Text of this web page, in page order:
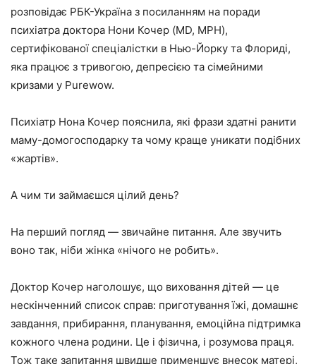
розповідає РБК-Україна з посиланням на поради
психіатра доктора Нони Кочер (MD, MPH),
сертифікованої спеціалістки в Нью-Йорку та Флориді,
яка працює з тривогою, депресією та сімейними
кризами у Purewow.
Психіатр Нона Кочер пояснила, які фрази здатні ранити
маму-домогосподарку та чому краще уникати подібних
«жартів».
А чим ти займаєшся цілий день?
На перший погляд — звичайне питання. Але звучить
воно так, ніби жінка «нічого не робить».
Доктор Кочер наголошує, що виховання дітей — це
нескінченний список справ: приготування їжі, домашнє
завдання, прибирання, планування, емоційна підтримка
кожного члена родини. Це і фізична, і розумова праця.
Тож таке запитання швидше применшує внесок матері,